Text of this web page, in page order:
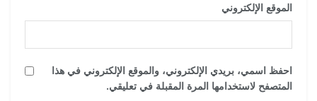
الموقع الإلكتروني
احفظ اسمي، بريدي الإلكتروني، والموقع الإلكتروني في هذا
المتصفح لاستخدامها المرة المقبلة في تعليقي.